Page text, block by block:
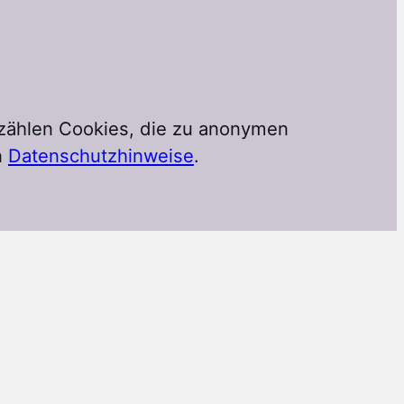
Cookies, die zu anonymen
Datenschutzhinweise.